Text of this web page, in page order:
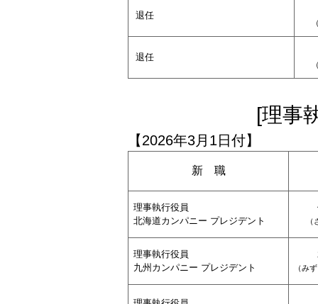
退任
退任
[理事
【2026年3月1日付】
新 職
理事執行役員
北海道カンパニー プレジデント
（
理事執行役員
九州カンパニー プレジデント
（み